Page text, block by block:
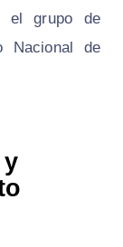
el grupo de
Nacional de